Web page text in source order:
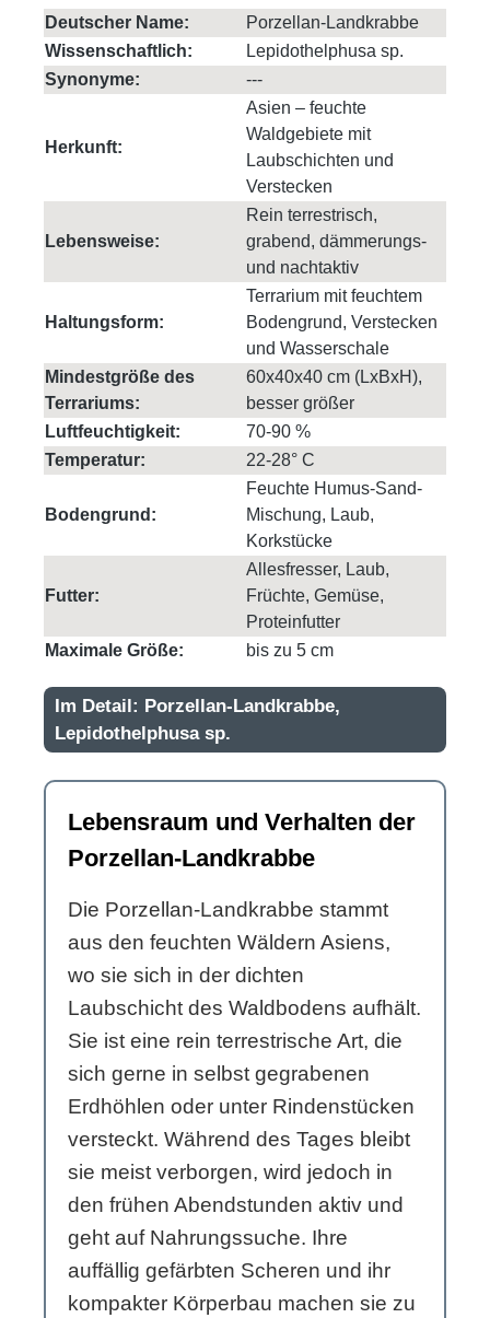
Deutscher Name:
Porzellan-Landkrabbe
Wissenschaftlich:
Lepidothelphusa sp.
Synonyme:
---
Herkunft:
Asien – feuchte
Waldgebiete mit
Laubschichten und
Verstecken
Lebensweise:
Rein terrestrisch,
grabend, dämmerungs-
und nachtaktiv
Haltungsform:
Terrarium mit feuchtem
Bodengrund, Verstecken
und Wasserschale
Mindestgröße des
Terrariums:
60x40x40 cm (LxBxH),
besser größer
Luftfeuchtigkeit:
70-90 %
Temperatur:
22-28° C
Bodengrund:
Feuchte Humus-Sand-
Mischung, Laub,
Korkstücke
Futter:
Allesfresser, Laub,
Früchte, Gemüse,
Proteinfutter
Maximale Größe:
bis zu 5 cm
Im Detail: Porzellan-Landkrabbe,
Lepidothelphusa sp.
Lebensraum und Verhalten der
Porzellan-Landkrabbe
Die Porzellan-Landkrabbe stammt
aus den feuchten Wäldern Asiens,
wo sie sich in der dichten
Laubschicht des Waldbodens aufhält.
Sie ist eine rein terrestrische Art, die
sich gerne in selbst gegrabenen
Erdhöhlen oder unter Rindenstücken
versteckt. Während des Tages bleibt
sie meist verborgen, wird jedoch in
den frühen Abendstunden aktiv und
geht auf Nahrungssuche. Ihre
auffällig gefärbten Scheren und ihr
kompakter Körperbau machen sie zu